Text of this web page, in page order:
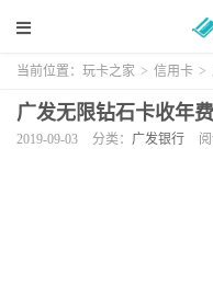
当前位置： 玩卡之家 > 信用卡 >
广发无限钻石卡收年
2019-09-03 分类： 广发银行